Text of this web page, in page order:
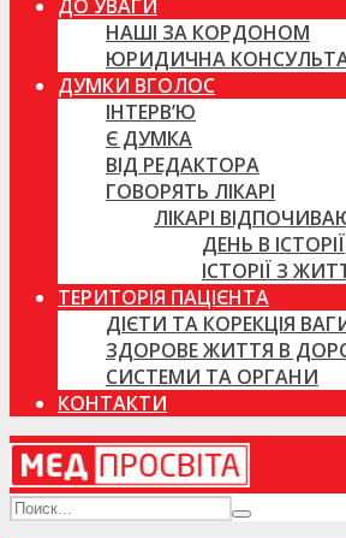
ДО УВАГИ
НАШІ ЗА КОРДОНОМ
ЮРИДИЧНА
ДУМКИ ВГОЛОС
ІНТЕРВ’Ю
Є ДУМКА
ВІД РЕДАКТОРА
ГОВОРЯТЬ ЛІКАРІ
ЛІКАРІ
ДЕНЬ В ІСТОРІЇ
ІСТОРІЇ З
ТЕРИТОРІЯ ПАЦІЄНТА
ДІЄТИ ТА КОРЕКЦІЯ
ЗДОРОВЕ ЖИТТЯ В
СИСТЕМИ ТА ОРГАНИ
КОНТАКТИ